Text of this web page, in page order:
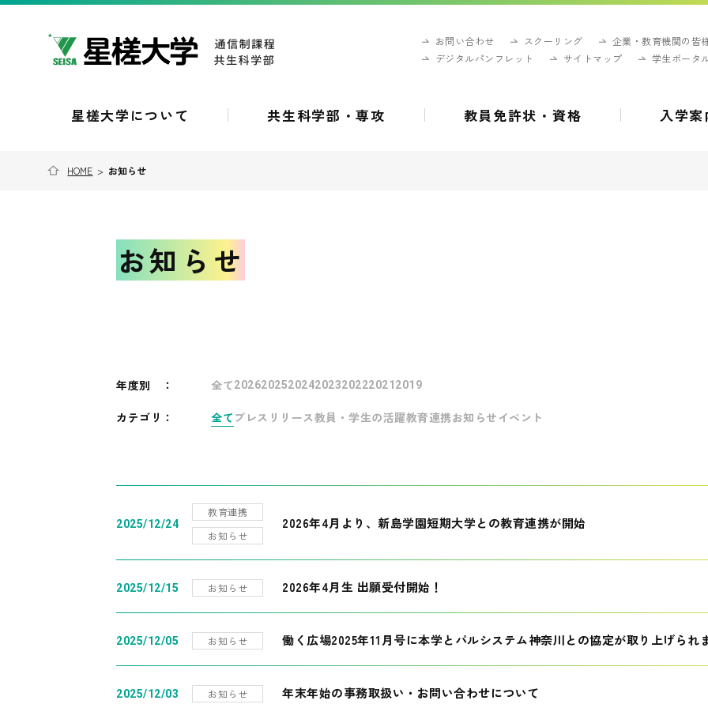
お問い合わせ スクーリング
企業・教育機関の皆
デジタルパンフレット
サイトマップ 学生ポータ
星槎大学について 共生科学部・専攻 教員免許状・資格 入学案
HOME > お知らせ
お知らせ
年度別 ： 全て202620252024202320222021 2019
カテゴリ： 全て プレスリリース教員・学生の活躍教育連携お知らせ イベント
2025/12/24
教育連携
お知らせ
2026年4月より、新島学園短期大学との教育連携が開始
2025/12/15 お知らせ 2026年4月生 出願受付開始！
2025/12/05 お知らせ 働く広場2025年11月号に本学とパルシステム神奈川との協定が取り上げられ
2025/12/03 お知らせ 年末年始の事務取扱い・お問い合わせについて